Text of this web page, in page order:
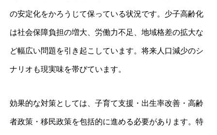
の安定化をかろうじて保っている状況です。少子高齢化
は社会保障負担の増大、労働力不足、地域格差の拡大な
ど幅広い問題を引き起こしています。将来人口減少のシ
ナリオも現実味を帯びています。
効果的な対策としては、子育て支援・出生率改善・高齢
者政策・移民政策を包括的に進める必要があります。特